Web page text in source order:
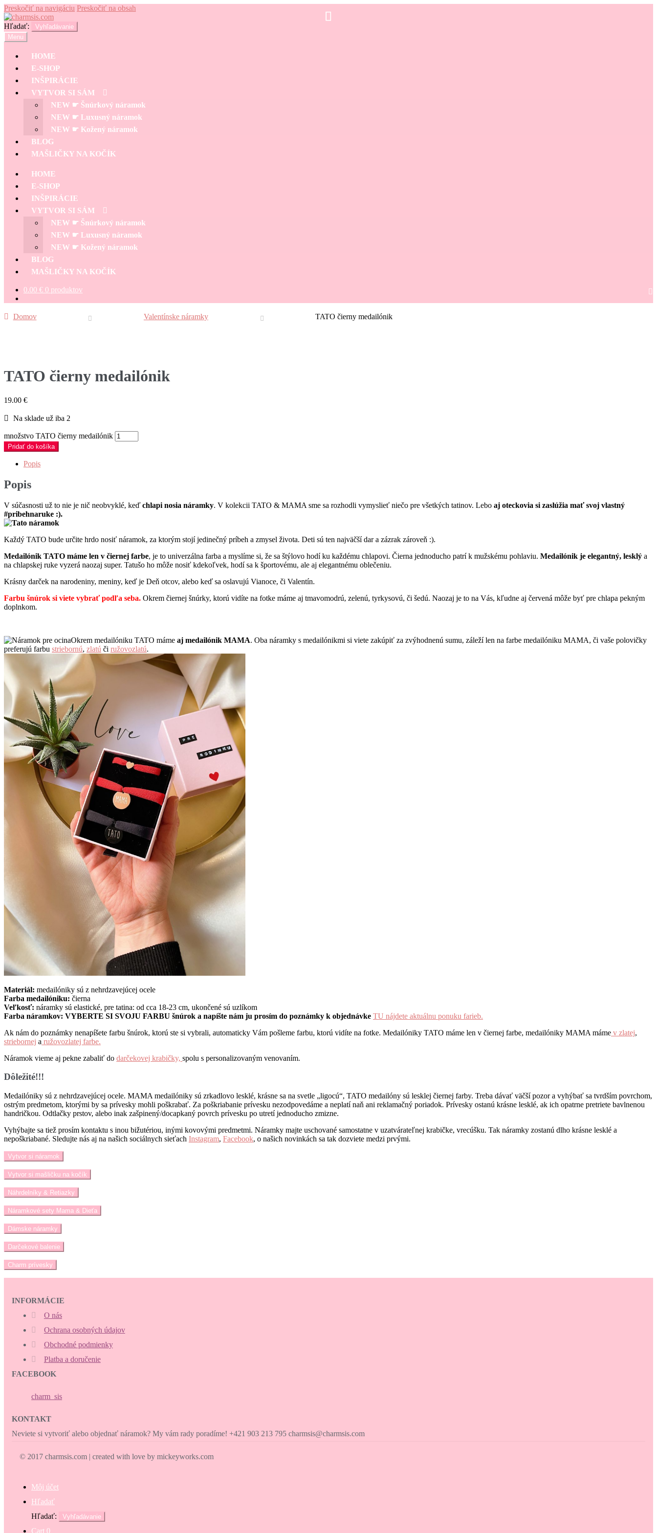
Preskočiť na navigáciu Preskočiť na obsah
Hľadať:
Vyhľadávanie
Menu
HOME
E-SHOP
INŠPIRÁCIE
VYTVOR SI SÁM
NEW ☛ Šnúrkový náramok
NEW ☛ Luxusný náramok
NEW ☛ Kožený náramok
BLOG
MAŠLIČKY NA KOČÍK
HOME
E-SHOP
INŠPIRÁCIE
VYTVOR SI SÁM
NEW ☛ Šnúrkový náramok
NEW ☛ Luxusný náramok
NEW ☛ Kožený náramok
BLOG
MAŠLIČKY NA KOČÍK
0.00 € 0 produktov
Domov Valentínske náramky TATO čierny medailónik
TATO čierny medailónik
19.00 €
Na sklade už iba 2
množstvo TATO čierny medailónik
Pridať do košíka
Popis
Popis
V súčasnosti už to nie je nič neobvyklé, keď chlapi nosia náramky. V kolekcii TATO & MAMA sme sa rozhodli vymyslieť niečo pre všetkých tatinov. Lebo aj oteckovia si zaslúžia mať svoj vlastný
#pribehnaruke :).
Každý TATO bude určite hrdo nosiť náramok, za ktorým stojí jedinečný príbeh a zmysel života. Deti sú ten najväčší dar a zázrak zároveň :).
Medailónik TATO máme len v čiernej farbe, je to univerzálna farba a myslíme si, že sa štýlovo hodí ku každému chlapovi. Čierna jednoducho patrí k mužskému pohlaviu. Medailónik je elegantný, lesklý a
na chlapskej ruke vyzerá naozaj super. Tatušo ho môže nosiť kdekoľvek, hodí sa k športovému, ale aj elegantnému oblečeniu.
Krásny darček na narodeniny, meniny, keď je Deň otcov, alebo keď sa oslavujú Vianoce, či Valentín.
Farbu šnúrok si viete vybrať podľa seba. Okrem čiernej šnúrky, ktorú vidíte na fotke máme aj tmavomodrú, zelenú, tyrkysovú, či šedú. Naozaj je to na Vás, kľudne aj červená môže byť pre chlapa pekným
doplnkom.
Okrem medailóniku TATO máme aj medailónik MAMA. Oba náramky s medailónikmi si viete zakúpiť za zvýhodnenú sumu, záleží len na farbe medailóniku MAMA, či vaše polovičky
preferujú farbu striebornú, zlatú či ružovozlatú.
Materiál: medailóniky sú z nehrdzavejúcej ocele
Farba medailóniku: čierna
Veľkosť: náramky sú elastické, pre tatina: od cca 18-23 cm, ukončené sú uzlíkom
Farba náramkov: VYBERTE SI SVOJU FARBU šnúrok a napíšte nám ju prosím do poznámky k objednávke TU nájdete aktuálnu ponuku farieb.
Ak nám do poznámky nenapíšete farbu šnúrok, ktorú ste si vybrali, automaticky Vám pošleme farbu, ktorú vidíte na fotke. Medailóniky TATO máme len v čiernej farbe, medailóniky MAMA máme v zlatej,
striebornej a ružovozlatej farbe.
Náramok vieme aj pekne zabaliť do darčekovej krabičky, spolu s personalizovaným venovaním.
Dôležité!!!
Medailóniky sú z nehrdzavejúcej ocele. MAMA medailóniky sú zrkadlovo lesklé, krásne sa na svetle „ligocú“, TATO medailóny sú lesklej čiernej farby. Treba dávať väčší pozor a vyhýbať sa tvrdším povrchom,
ostrým predmetom, ktorými by sa prívesky mohli poškrabať. Za poškriabanie prívesku nezodpovedáme a neplatí naň ani reklamačný poriadok. Prívesky ostanú krásne lesklé, ak ich opatrne pretriete bavlnenou
handričkou. Odtlačky prstov, alebo inak zašpinený/docapkaný povrch prívesku po utretí jednoducho zmizne.
Vyhýbajte sa tiež prosím kontaktu s inou bižutériou, inými kovovými predmetmi. Náramky majte uschované samostatne v uzatvárateľnej krabičke, vrecúšku. Tak náramky zostanú dlho krásne lesklé a
nepoškriabané. Sledujte nás aj na našich sociálnych sieťach Instagram, Facebook, o našich novinkách sa tak dozviete medzi prvými.
Vytvor si náramok
Vytvor si mašličku na kočík
Náhrdelníky & Retiazky
Náramkové sety Mama & Dieťa
Dámske náramky
Darčekové balenie
Charm prívesky
INFORMÁCIE
O nás
Ochrana osobných údajov
Obchodné podmienky
Platba a doručenie
FACEBOOK
charm_sis
KONTAKT
Neviete si vytvoriť alebo objednať náramok? My vám rady poradíme! +421 903 213 795 charmsis@charmsis.com
© 2017 charmsis.com | created with love by mickeyworks.com
Môj účet
Hľadať
Hľadať:
Vyhľadávanie
Cart 0